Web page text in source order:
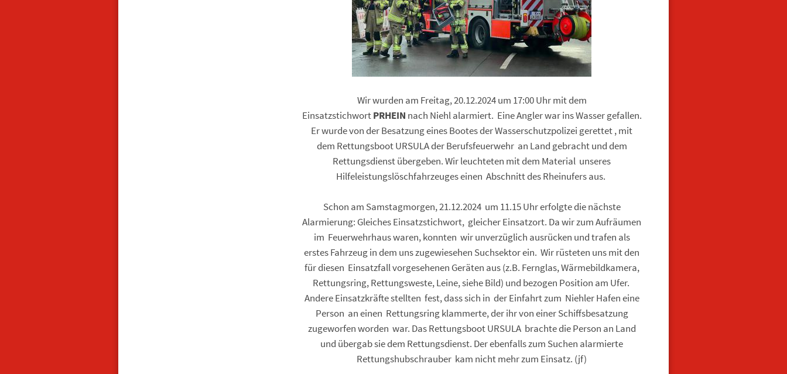
Wir wurden am Freitag, 20.12.2024 um 17:00 Uhr mit dem
EinsatzstichwortPRHEIN nach Niehl alarmiert. Eine Angler war ins Wasser gefallen.
Er wurde von der Besatzung eines Bootes der Wasserschutzpolizei gerettet , mit
dem Rettungsboot URSULA der Berufsfeuerwehr an Land gebracht und dem
Rettungsdienst übergeben. Wir leuchteten mit dem Material unseres
Hilfeleistungslöschfahrzeuges einen Abschnitt des Rheinufers aus.
Schon am Samstagmorgen, 21.12.2024 um 11.15 Uhr erfolgte die nächste
Alarmierung: Gleiches Einsatzstichwort, gleicher Einsatzort. Da wir zum Aufräumen
im Feuerwehrhaus waren, konnten wir unverzüglich ausrücken und trafen als
erstes Fahrzeug in dem uns zugewiesehen Suchsektor ein. Wir rüsteten uns mit den
für diesen Einsatzfall vorgesehenen Geräten aus (z.B. Fernglas, Wärmebildkamera,
Rettungsring, Rettungsweste, Leine, siehe Bild) und bezogen Position am Ufer.
Andere Einsatzkräfte stellten fest, dass sich in der Einfahrt zum Niehler Hafen eine
Person an einen Rettungsring klammerte, der ihr von einer Schiffsbesatzung
zugeworfen worden war. Das Rettungsboot URSULA brachte die Person an Land
und übergab sie dem Rettungsdienst. Der ebenfalls zum Suchen alarmierte
Rettungshubschrauber kam nicht mehr zum Einsatz. (jf)